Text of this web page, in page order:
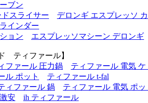
ブン
スライサー
デロンギ エスプレッソ
インダー
ョン
エスプレッソマシーン デロンギ
ティファール】
ファール 圧力鍋
ティファール 電気 ケ
ル ポット
ティファール t-fal
ィファール 鍋
ティファール 電気 ポッ
安
ih ティファール